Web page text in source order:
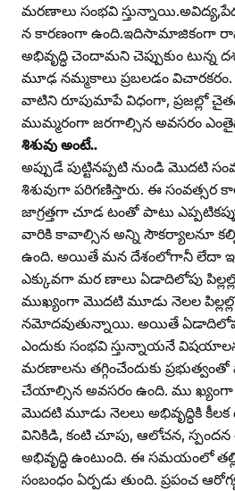
మరణాలు సంభవి
న కారణంగా ఉంది.ఇదిసామాజికంగా
అభివృద్ధి చెందామని చెప్పుకుం
మూఢ నమ్మకాలు ప్రబలడం
వాటిని రూపుమాపే విధంగా, ప్రజల్లో
ముమ్మరంగా జరగాల్సిన అవసరం
శిశువు అంటే..
అప్పుడే పుట్టినప్పటి నుండి మొదటి
శిశువుగా పరిగణిస్తారు. ఈ సంవత్సర
జాగ్రత్తగా చూడ టంతో పాటు
వారికి కావాల్సిన అన్ని సౌకర్యాలనూ
ఉంది. అయితే మన దేశంలోగానీ లేదా
ఎక్కువగా మర ణాలు ఏడాదిలోపు
ముఖ్యంగా మొదటి మూడు నెలల
నమోదవుతున్నాయి. అయితే
ఎందుకు సంభవి స్తున్నాయనే
మరణాలను తగ్గించేందుకు
చేయాల్సిన అవసరం ఉంది. ము ఖ్యంగా
మొదటి మూడు నెలలు అభివృద్ధికి
వినికిడి, కంటి చూపు, ఆలోచన,
అభివృద్ధి ఉంటుంది. ఈ సమయంలో
సంబంధం ఏర్పడు తుంది. ప్రపంచ